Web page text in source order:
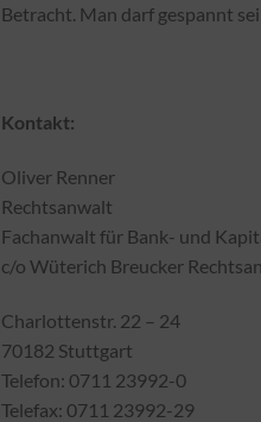
Betracht. Man darf gespannt
Kontakt:
Oliver Renner
Rechtsanwalt
Fachanwalt für Bank- und
c/o Wüterich Breucker
Charlottenstr. 22 – 24
70182 Stuttgart
Telefon: 0711 23992-0
Telefax: 0711 23992-29